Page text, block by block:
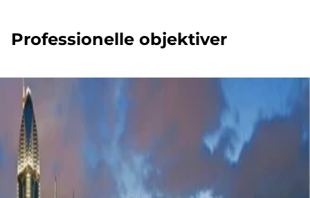
Professionelle objektiver